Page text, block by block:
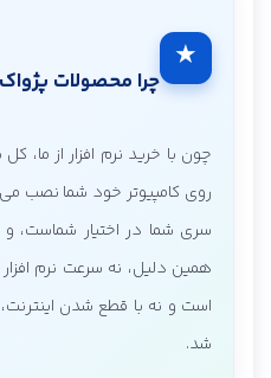
★
چرا محصولات
روی کامپیوتر خود شما نصب
سری شما در اختیار شماست،
همین دلیل، نه سرعت نرم
است و نه با قطع شدن
شد.